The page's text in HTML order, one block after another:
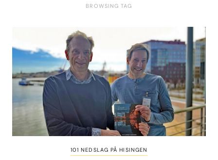
BROWSING TAG
101 NEDSLAG PÅ HISINGEN